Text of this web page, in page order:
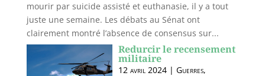
mourir par suicide assisté et euthanasie, il y a tout
juste une semaine. Les débats au Sénat ont
clairement montré l’absence de consensus sur...
Redurcir le recensement
militaire
12 avril 2024| Guerres,